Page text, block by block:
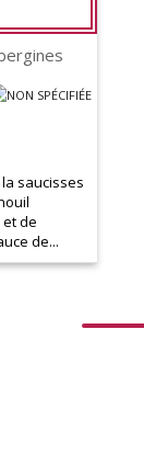
saucisses
de
de...